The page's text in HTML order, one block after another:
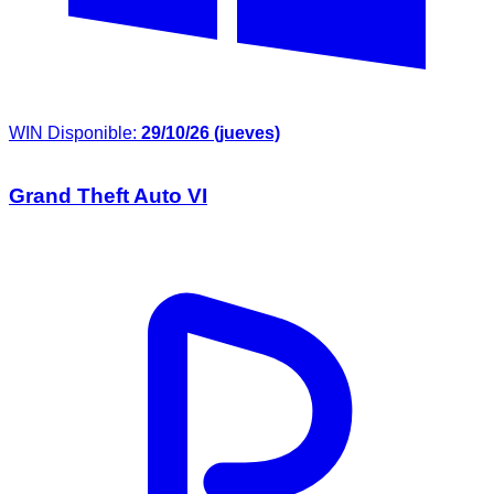
WIN Disponible: 29/10/26 (jueves)
Grand Theft Auto VI